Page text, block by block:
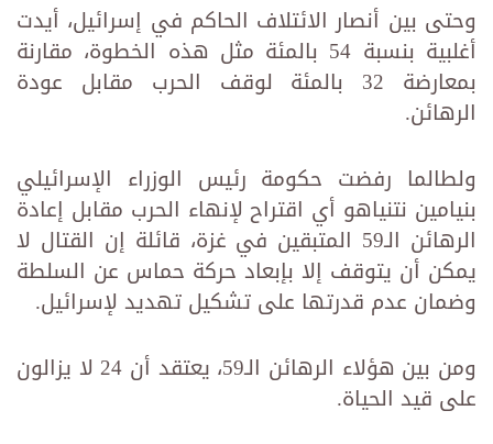
وحتى بين أنصار الائتلاف الحاكم في إسرائيل، أيدت
أغلبية بنسبة 54 بالمئة مثل هذه الخطوة، مقارنة
بمعارضة 32 بالمئة لوقف الحرب مقابل عودة
الرهائن.
ولطالما رفضت حكومة رئيس الوزراء الإسرائيلي
بنيامين نتنياهو أي اقتراح لإنهاء الحرب مقابل إعادة
الرهائن الـ59 المتبقين في غزة، قائلة إن القتال لا
يمكن أن يتوقف إلا بإبعاد حركة حماس عن السلطة
وضمان عدم قدرتها على تشكيل تهديد لإسرائيل.
ومن بين هؤلاء الرهائن الـ59، يعتقد أن 24 لا يزالون
على قيد الحياة.